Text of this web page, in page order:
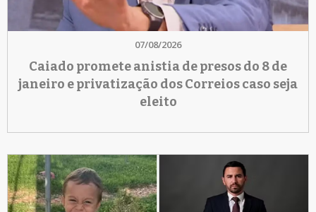
07/08/2026
Caiado promete anistia de presos do 8 de
janeiro e privatização dos Correios caso seja
eleito